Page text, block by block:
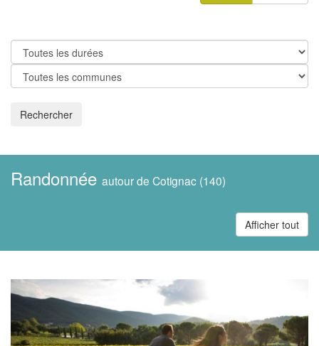
Rechercher
Randonnée autour de Cotignac (140)
Afficher tout